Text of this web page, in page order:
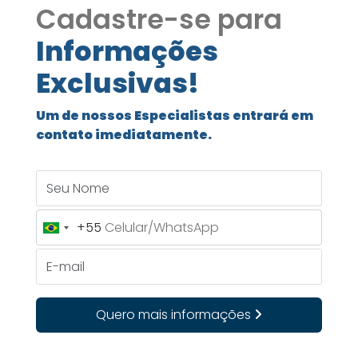
Cadastre-se para
Informações
Exclusivas!
Um de nossos Especialistas entrará em
contato imediatamente.
Brazil
+55
+55
Quero mais informações